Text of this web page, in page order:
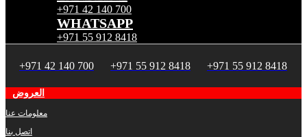
+971 42 140 700
WHATSAPP
+971 55 912 8418
+971 42 140 700 +971 55 912 8418 +971 55 912 8418
العروض
معلومات عنا
اتصل بنا